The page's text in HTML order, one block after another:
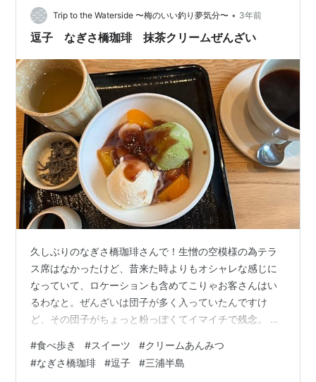
Trip to the Waterside 〜梅のいい釣り夢気分〜 • 3年前
逗子 なぎさ橋珈琲 抹茶クリームぜんざい
久しぶりのなぎさ橋珈琲さんで！生憎の空模様の為テラ
ス席はなかったけど、昔来た時よりもオシャレな感じに
なっていて、ロケーションも含めてこりゃお客さんはい
るわなと。ぜんざいは団子が多く入っていたんですけ
ど、その団子がちょっと粉っぽくてイマイチで残念。 そ
ロートをアホづらで美味しそうに飲んでましたけど。今
度は海帰りに食事にでも寄ってみようかな。
#食べ歩き #スイーツ #クリームあんみつ
#なぎさ橋珈琲 #逗子 #三浦半島